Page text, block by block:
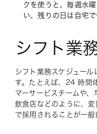
クを使うと、毎週水
い、残りの日は自宅
シフト業
シフト業務スケジュー
す。たとえば、24 時間
マーサービスチームや
飲食店などのように、
で採用されることが一般